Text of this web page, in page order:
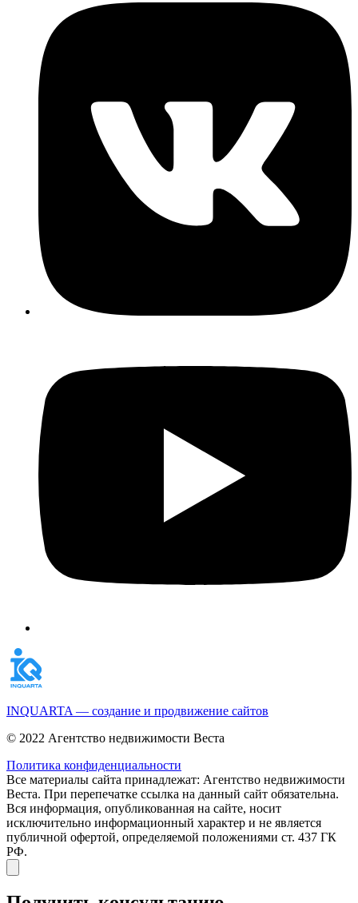
INQUARTA — создание и продвижение сайтов
© 2022 Агентство недвижимости Веста
Политика конфиденциальности
Все материалы сайта принадлежат: Агентство недвижимости
Веста. При перепечатке ссылка на данный сайт обязательна.
Вся информация, опубликованная на сайте, носит
исключительно информационный характер и не является
публичной офертой, определяемой положениями ст. 437 ГК
РФ.